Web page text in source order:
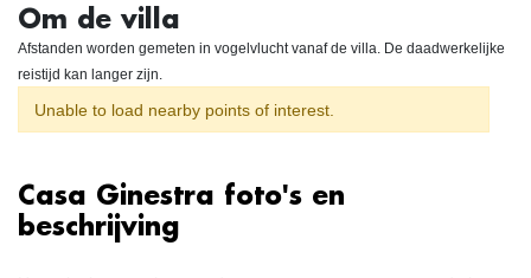
Om de villa
Afstanden worden gemeten in vogelvlucht vanaf de villa. De daadwerkelijke
reistijd kan langer zijn.
Unable to load nearby points of interest.
Casa Ginestra foto's en
beschrijving